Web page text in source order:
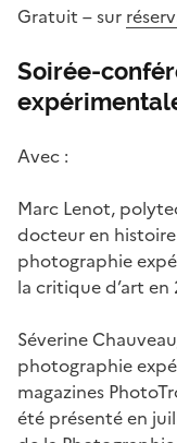
Gratuit – sur
Soirée-
Avec :
Marc Lenot,
docteur en histoire
photographie
la critique d’art en
Séverine
photographie
magazines
été présenté en